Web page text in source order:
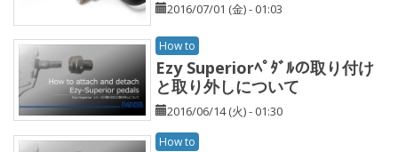
2016/07/01 (金) - 01:03
How to
Ezy Superiorﾍﾟﾀﾞﾙの取り付け
と取り外しについて
2016/06/14 (火) - 01:30
How to